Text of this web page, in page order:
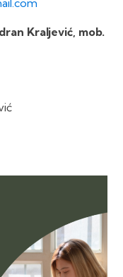
Kraljević, mob.